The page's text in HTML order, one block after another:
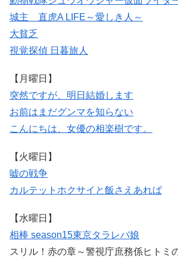
城主 直虎A LIFE～愛しき人～
大貧乏
視覚探偵 日暮旅人
【月曜日】
突然ですが、明日結婚します
お前はまだグンマを知らない
こんにちは、女優の相楽樹です。
【火曜日】
嘘の戦争
カルテット ホクサイと飯さえあれば
【水曜日】
相棒 season15東京タラレバ娘
スリル！赤の章～警視庁庶務係ヒトミ